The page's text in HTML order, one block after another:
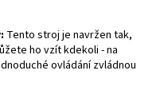
Tento stroj je navržen tak,
ho vzít kdekoli - na
ovládání zvládnou